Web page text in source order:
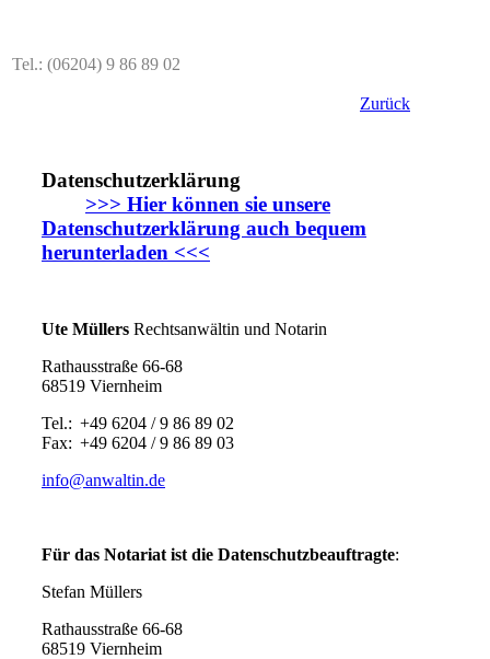
Tel.: (06204) 9 86 89 02
Zurück
Datenschutzerklärung
>>> Hier können sie unsere
Datenschutzerklärung auch bequem
herunterladen <<<
Ute Müllers Rechtsanwältin und Notarin
Rathausstraße 66-68
68519 Viernheim
Tel.: +49 6204 / 9 86 89 02
Fax: +49 6204 / 9 86 89 03
info@anwaltin.de
Für das Notariat ist die Datenschutzbeauftragte:
Stefan Müllers
Rathausstraße 66-68
68519 Viernheim